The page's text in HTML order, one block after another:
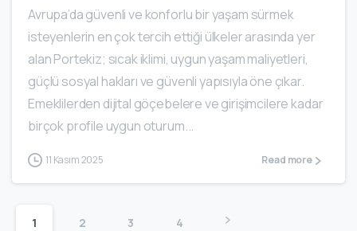
Avrupa’da güvenli ve konforlu bir yaşam sürmek
isteyenlerin en çok tercih ettiği ülkeler arasında yer
alan Portekiz; sıcak iklimi, uygun yaşam maliyetleri,
güçlü sosyal hakları ve güvenli yapısıyla öne çıkar.
Emeklilerden dijital göçebelere ve girişimcilere kadar
birçok profile uygun oturum...
11 Kasım 2025 Read more
1 2 3 4